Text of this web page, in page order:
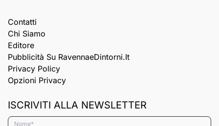
Contatti
Chi Siamo
Editore
Pubblicità Su RavennaeDintorni.it
Privacy Policy
Opzioni Privacy
ISCRIVITI ALLA NEWSLETTER
Nome*